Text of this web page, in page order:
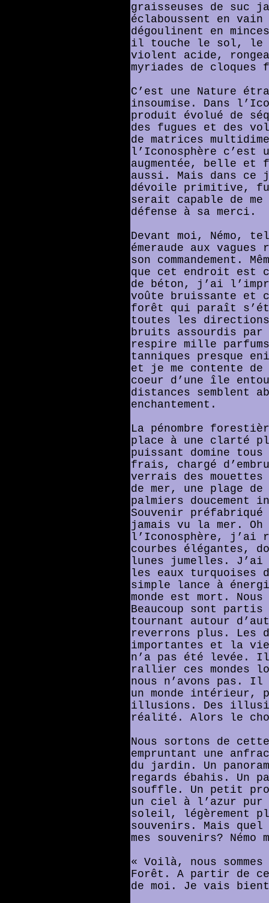
graisseuses de suc
éclaboussent en
dégoulinent en
il touche le sol, le
violent acide,
myriades de cloques
C’est une Nature
insoumise. Dans
produit évolué de
des fugues et des
de matrices
l’Iconosphère c’est
augmentée, belle et
aussi. Mais dans
dévoile primitive,
serait capable de
défense à sa merci.
Devant moi, Némo,
émeraude aux
son commandement.
que cet endroit est
de béton, j’ai
voûte bruissante et
forêt qui paraît
toutes les
bruits assourdis par
respire mille
tanniques presque
et je me contente
coeur d’une île
distances semblent
enchantement.
La pénombre
place à une clarté
puissant domine
frais, chargé
verrais des
de mer, une plage
palmiers
Souvenir
jamais vu la mer.
l’Iconosphère, j’ai
courbes élégantes,
lunes jumelles. J’ai
les eaux turquoises
simple lance à
monde est mort.
Beaucoup sont
tournant autour
reverrons plus. Les
importantes et la
n’a pas été levée.
rallier ces mondes
nous n’avons pas.
un monde intérieur,
illusions. Des
réalité. Alors le
Nous sortons de
empruntant une
du jardin. Un
regards ébahis. Un
souffle. Un petit
un ciel à l’azur
soleil, légèrement
souvenirs. Mais
mes souvenirs?
« Voilà, nous
Forêt. A partir de
de moi. Je vais